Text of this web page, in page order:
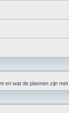
en wat de plannen zijn